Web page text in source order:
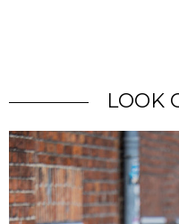
LOOK